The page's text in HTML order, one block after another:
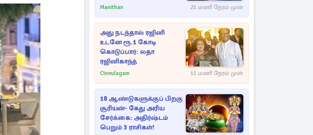
ராசிகள்!
Manithan 21 மணி நேரம் முன்
அது நடந்தால் ரஜினி
உடனே ரூ.1 கோடி
கொடுப்பார்: லதா
ரஜினிகாந்த்
Cineulagam 11 மணி நேரம் முன்
18 ஆண்டுகளுக்குப் பிறகு
சூரியன்- கேது அரிய
சேர்க்கை: அதிர்ஷ்டம்
பெறும் 3 ராசிகள்!